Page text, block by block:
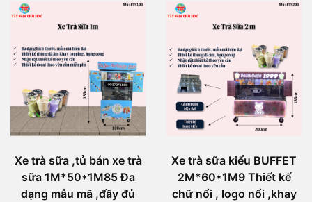
Xe trà sữa ,tủ bán xe trà
sữa 1M*50*1M85 Đa
dạng mẫu mã ,đầy đủ
Xe trà sữa kiểu BUFFET
2M*60*1M9 Thiết kế
chữ nổi , logo nổi ,khay